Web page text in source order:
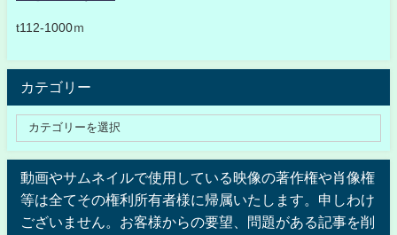
t112-1000ｍ
カテゴリー
動画やサムネイルで使用している映像の著作権や肖像権
等は全てその権利所有者様に帰属いたします。申しわけ
ございません。お客様からの要望、問題がある記事を削